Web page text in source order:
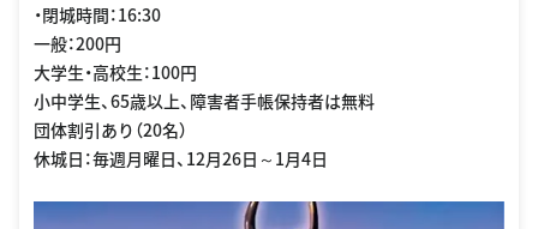
・閉城時間：16:30
一般：200円
大学生・高校生：100円
小中学生、65歳以上、障害者手帳保持者は無料
団体割引あり（20名）
休城日：毎週月曜日、12月26日～1月4日